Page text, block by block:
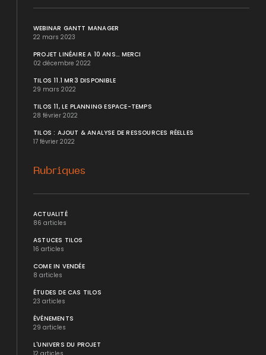
WEBINAR GANTT MANAGER
22 mars 2023
PROJET LINÉAIRE A 10 ANS... MERCI
02 décembre 2022
TILOS 11.1 MR3 DISPONIBLE
29 mars 2022
TILOS 11, LE PLANNING ESPACE-TEMPS
28 février 2022
TILOS : AJOUT & ANALYSE DE RESSOURCES RÉELLES
17 février 2022
Rubriques
ACTUALITÉ
86 articles
ASTUCES TILOS
16 articles
COME IN VENDÉE
8 articles
ÉTUDES DE CAS TILOS
23 articles
ÉVÉNEMENTS
29 articles
L'UNIVERS DU PROJET